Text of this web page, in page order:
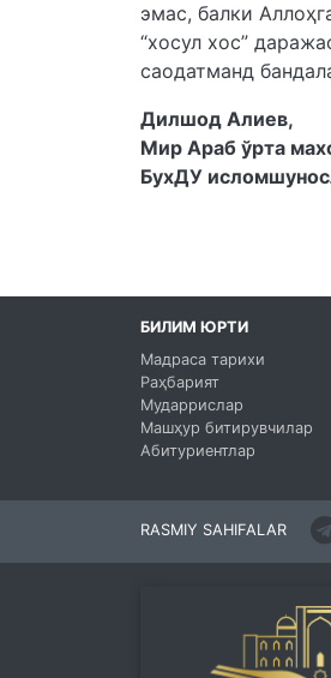
эмас, балки
“хосул хос”
саодатманд
Дилшод Алиев,
Мир Араб ўрта
БухДУ
БИЛИМ ЮРТИ
Мадраса тарихи
Раҳбарият
Мударрислар
Машҳур битирувчилар
Абитуриентлар
RASMIY SAHIFALAR